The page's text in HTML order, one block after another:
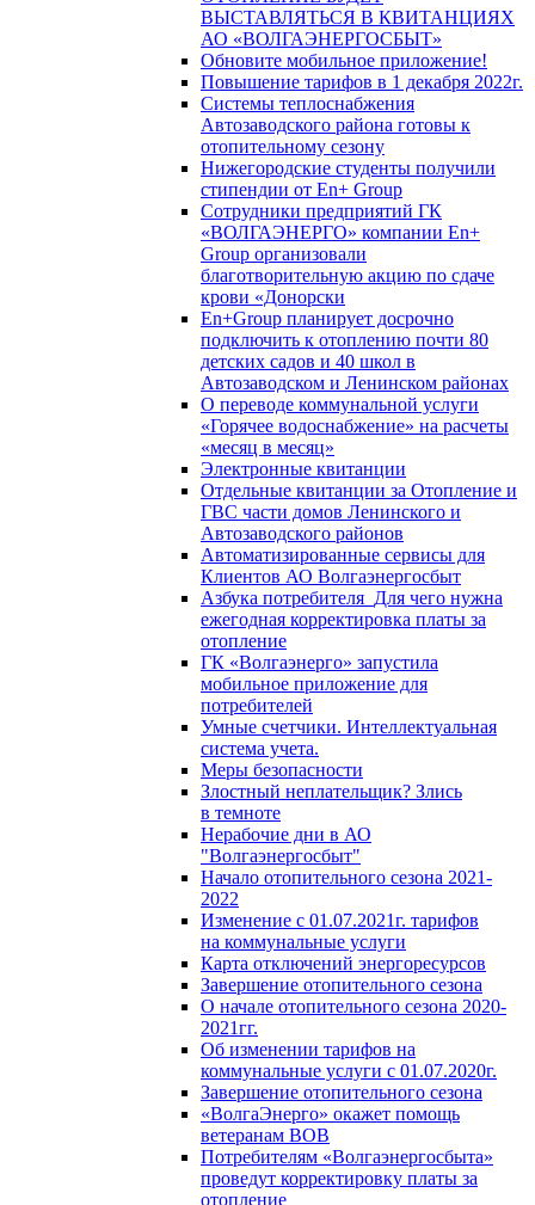
ВЫСТАВЛЯТЬСЯ В КВИТАНЦИЯХ
АО «ВОЛГАЭНЕРГОСБЫТ»
Обновите мобильное приложение!
Повышение тарифов в 1 декабря 2022г.
Системы теплоснабжения
Автозаводского района готовы к
отопительному сезону
Нижегородские студенты получили
стипендии от En+ Group
Сотрудники предприятий ГК
«ВОЛГАЭНЕРГО» компании En+
Group организовали
благотворительную акцию по сдаче
крови «Донорски
En+Group планирует досрочно
подключить к отоплению почти 80
детских садов и 40 школ в
Автозаводском и Ленинском районах
О переводе коммунальной услуги
«Горячее водоснабжение» на расчеты
«месяц в месяц»
Электронные квитанции
Отдельные квитанции за Отопление и
ГВС части домов Ленинского и
Автозаводского районов
Автоматизированные сервисы для
Клиентов АО Волгаэнергосбыт
Азбука потребителя_Для чего нужна
ежегодная корректировка платы за
отопление
ГК «Волгаэнерго» запустила
мобильное приложение для
потребителей
Умные счетчики. Интеллектуальная
система учета.
Меры безопасности
Злостный неплательщик? Злись
в темноте
Нерабочие дни в АО
"Волгаэнергосбыт"
Начало отопительного сезона 2021-
2022
Изменение с 01.07.2021г. тарифов
на коммунальные услуги
Карта отключений энергоресурсов
Завершение отопительного сезона
О начале отопительного сезона 2020-
2021гг.
Об изменении тарифов на
коммунальные услуги с 01.07.2020г.
Завершение отопительного сезона
«ВолгаЭнерго» окажет помощь
ветеранам ВОВ
Потребителям «Волгаэнергосбыта»
проведут корректировку платы за
отопление